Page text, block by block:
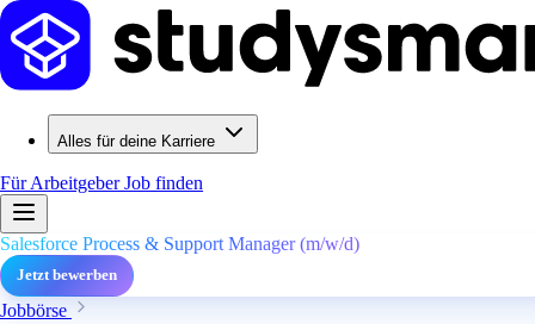
Alles für deine Karriere
Für ArbeitgeberJob finden
Salesforce Process & Support Manager (m/w/d)
Jetzt bewerben
Jobbörse